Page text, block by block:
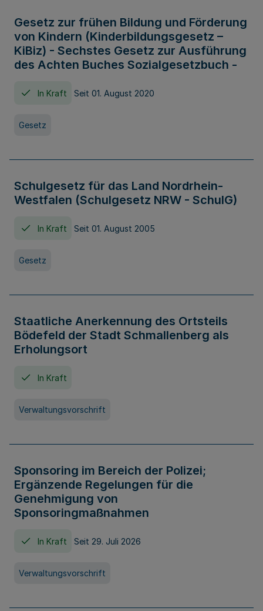
Gesetz zur frühen Bildung und Förderung
von Kindern (Kinderbildungsgesetz –
KiBiz) - Sechstes Gesetz zur Ausführung
des Achten Buches Sozialgesetzbuch -
In Kraft Seit 01. August 2020
Gesetz
Schulgesetz für das Land Nordrhein-
Westfalen (Schulgesetz NRW - SchulG)
In Kraft Seit 01. August 2005
Gesetz
Staatliche Anerkennung des Ortsteils
Bödefeld der Stadt Schmallenberg als
Erholungsort
In Kraft
Verwaltungsvorschrift
Sponsoring im Bereich der Polizei;
Ergänzende Regelungen für die
Genehmigung von
Sponsoringmaßnahmen
In Kraft Seit 29. Juli 2026
Verwaltungsvorschrift